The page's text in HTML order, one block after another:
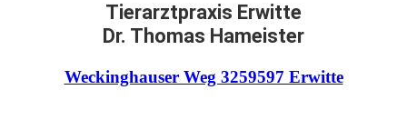
Tierarztpraxis Erwitte
Dr. Thomas Hameister
Weckinghauser Weg 3259597 Erwitte